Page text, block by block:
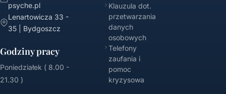
psyche.pl
Lenartowicza 33 -
35 | Bydgoszcz
Godziny pracy
Poniedziałek ( 8.00 -
21.30 )
Klauzula dot.
przetwarzania
danych
osobowych
Telefony
zaufania i
pomoc
kryzysowa